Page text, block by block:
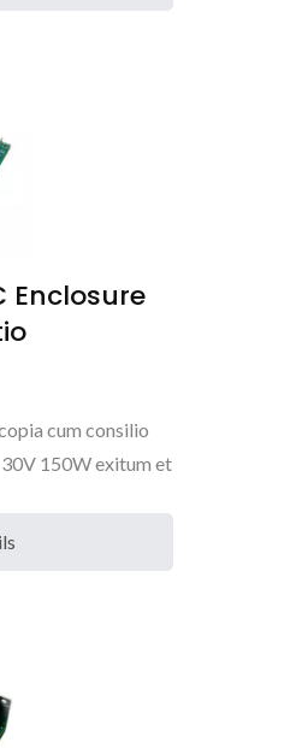
Enclosure
cum consilio
150W exitum et